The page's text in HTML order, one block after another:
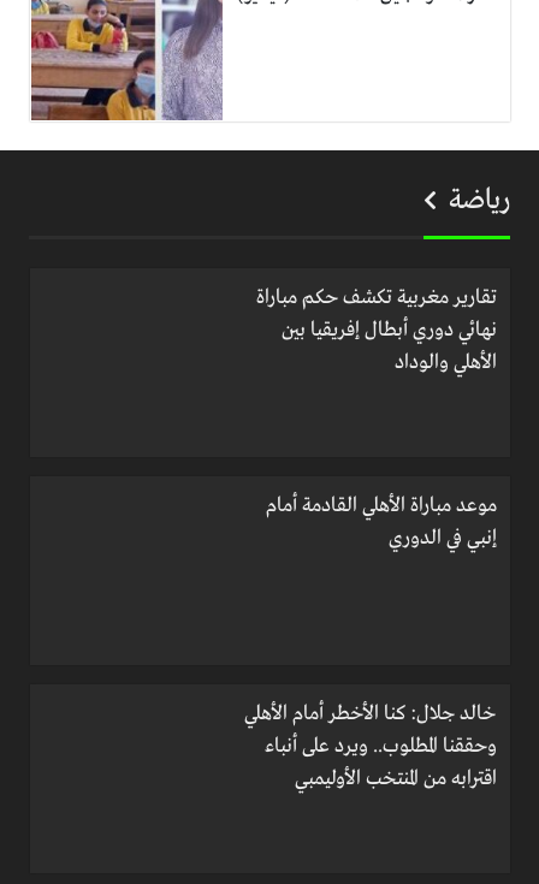
رياضة
تقارير مغربية تكشف حكم مباراة
نهائي دوري أبطال إفريقيا بين
الأهلي والوداد
موعد مباراة الأهلي القادمة أمام
إنبي في الدوري
خالد جلال: كنا الأخطر أمام الأهلي
وحققنا المطلوب.. ويرد على أنباء
اقترابه من المنتخب الأوليمبي